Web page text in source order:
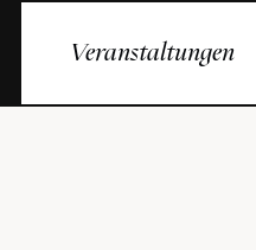
Veranstaltungen